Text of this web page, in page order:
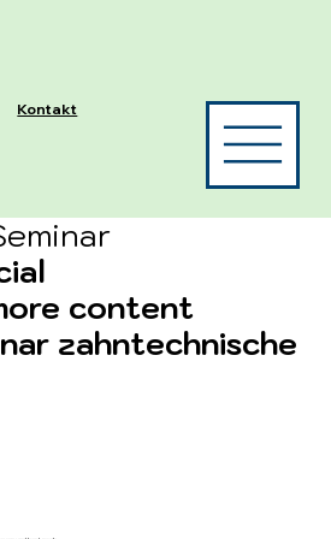
Kontakt
content
zahntechnische